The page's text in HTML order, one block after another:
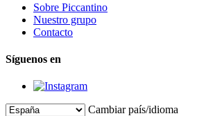
Sobre Piccantino
Nuestro grupo
Contacto
Síguenos en
Cambiar país/idioma